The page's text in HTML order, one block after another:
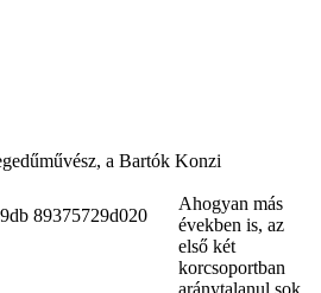
a Bartók Konzi
Ahogyan más
években is, az
első két
korcsoportban
aránytalanul sok